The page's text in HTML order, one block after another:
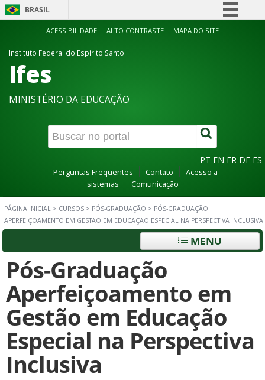
BRASIL
Simplifique!
Canais
ACESSIBILIDADE ALTO CONTRASTE MAPA DO SITE
Instituto Federal do Espírito Santo
Ifes
MINISTÉRIO DA EDUCAÇÃO
PT EN FR DE ES
Perguntas Frequentes Contato
Acesso a
sistemas
Comunicação
PÁGINA INICIAL > CURSOS > PÓS-GRADUAÇÃO > PÓS-GRADUAÇÃO
APERFEIÇOAMENTO EM GESTÃO EM EDUCAÇÃO ESPECIAL NA PERSPECTIVA INCLUSIVA
MENU
Pós-Graduação
Aperfeiçoamento em
Gestão em Educação
Especial na Perspectiva
Inclusiva